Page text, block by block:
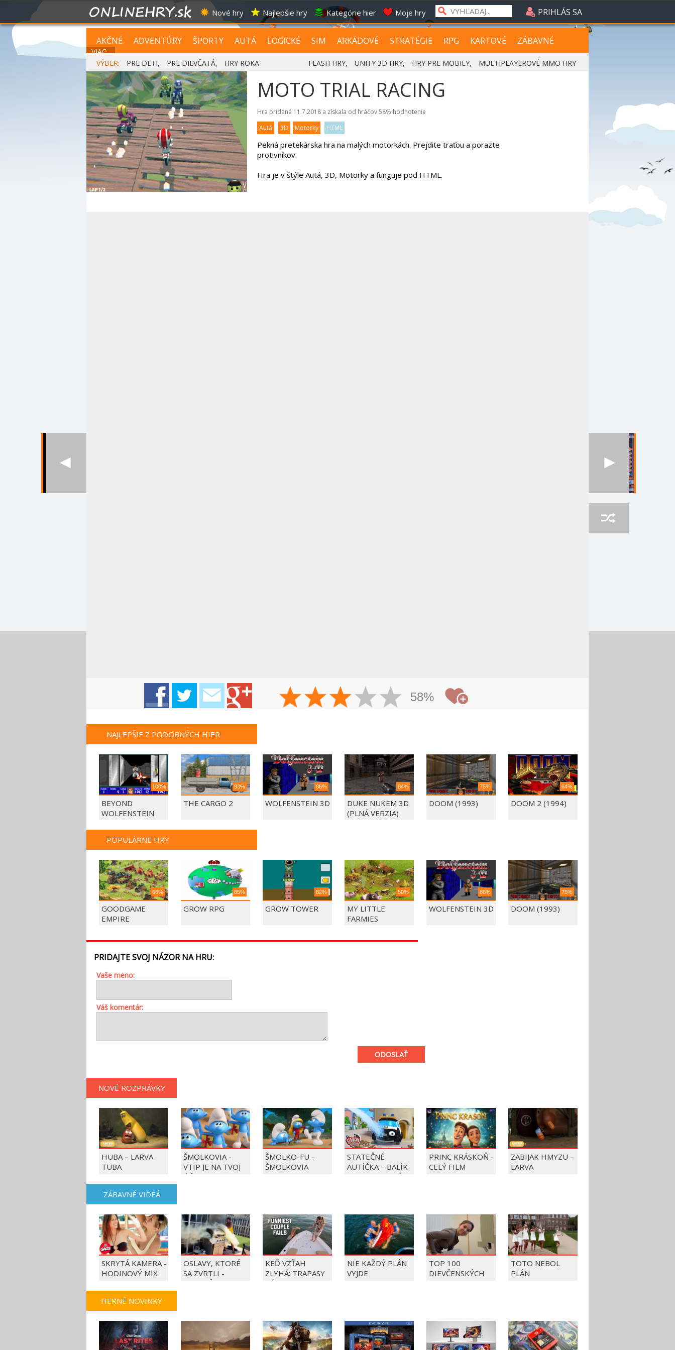
Nové hry Najlepšie hry Kategórie hier Moje hry PRIHLÁS SA
AKČNÉ ADVENTÚRY ŠPORTY AUTÁ LOGICKÉ SIM ARKÁDOVÉ STRATÉGIE RPG KARTOVÉ ZÁBAVNÉ
VIAC...
VÝBER:
PRE DETI, PRE DIEVČATÁ, HRY ROKA FLASH HRY, UNITY 3D HRY, HRY PRE MOBILY, MULTIPLAYEROVÉ MMO HRY
MOTO TRIAL RACING
Hra pridaná 11.7.2018 a získala od hráčov58% hodnotenie
Autá
3D Motorky HTML
Pekná pretekárska hra na malých motorkách. Prejdite traťou a porazte
protivníkov.
Hra je v štýle Autá, 3D, Motorky a funguje pod HTML.
58%
NAJLEPŠIE Z PODOBNÝCH HIER
100%
BEYOND
WOLFENSTEIN
93%
THE CARGO 2
86%
WOLFENSTEIN 3D
84%
DUKE NUKEM 3D
(PLNÁ VERZIA)
75%
DOOM (1993)
64%
DOOM 2 (1994)
POPULÁRNE HRY
66%
GOODGAME
EMPIRE
85%
GROW RPG
82%
GROW TOWER
50%
MY LITTLE
FARMIES
86%
WOLFENSTEIN 3D
75%
DOOM (1993)
PRIDAJTE SVOJ NÁZOR NA HRU:
Vaše meno:
Váš komentár:
ODOSLAŤ
NOVÉ ROZPRÁVKY
HUBA – LARVA
TUBA
ŠMOLKOVIA -
VTIP JE NA TVOJ
ÚČET
ŠMOLKO-FU -
ŠMOLKOVIA
STATEČNÉ
AUTÍČKA – BALÍK
PIERRE PRECLÍK
PRINC KRÁSKOŇ -
CELÝ FILM
ZABIJAK HMYZU –
LARVA
ZÁBAVNÉ VIDEÁ
SKRYTÁ KAMERA -
HODINOVÝ MIX
OSLAVY, KTORÉ
SA ZVRTLI -
NAJLEPŠIE
KEĎ VZŤAH
ZLYHÁ: TRAPASY
PÁROV
NIE KAŽDÝ PLÁN
VYJDE
TOP 100
DIEVČENSKÝCH
TOTO NEBOL
PLÁN
HERNÉ NOVINKY